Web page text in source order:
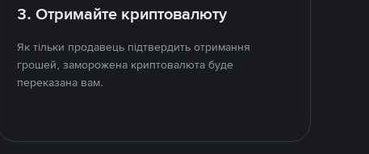
3. Отримайте криптовалюту
Як тільки продавець підтвердить отримання
грошей, заморожена криптовалюта буде
переказана вам.